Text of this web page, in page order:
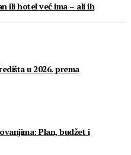
ili hotel već ima – ali ih
u 2026. prema
Plan, budžet i